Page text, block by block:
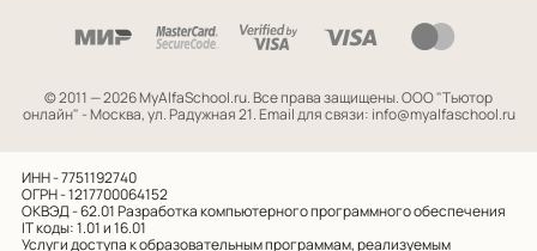
© 2011 — 2026 MyAlfaSchool.ru. Все права защищены.ООО "Тьютор
онлайн" - Москва, ул. Радужная 21. Email для связи: info@myalfaschool.ru
ИНН - 7751192740
ОГРН - 1217700064152
ОКВЭД - 62.01Разработка компьютерного программного обеспечения
IT коды: 1.01 и 16.01
Услуги доступа к образовательным программам, реализуемым